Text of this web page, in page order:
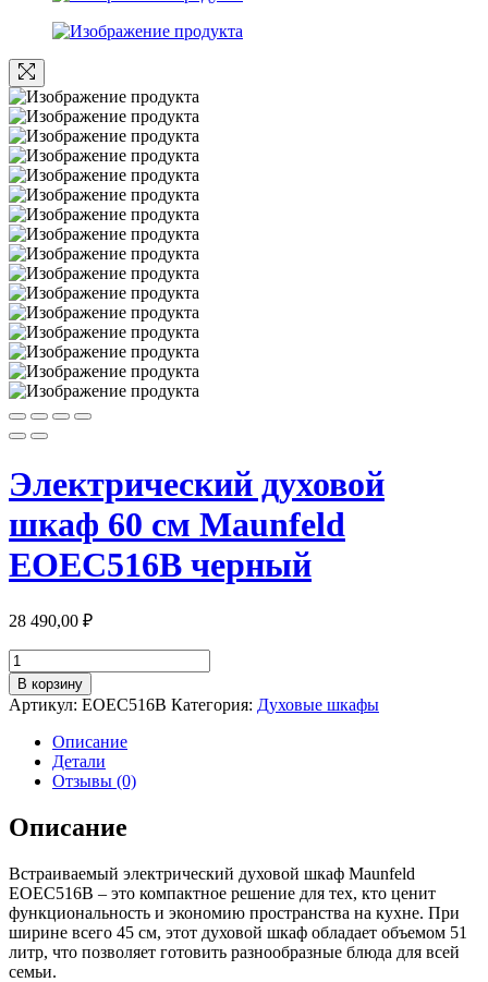
Электрический духовой
шкаф 60 см Maunfeld
EOEC516B черный
28 490,00 ₽
Количество
товара
Электрический
духовой
шкаф
Maunfeld
EOEC516B
черный
В корзину
Артикул: EOEC516B Категория: Духовые шкафы
Описание
Детали
Отзывы (0)
Описание
Встраиваемый электрический духовой шкаф Maunfeld
EOEC516B – это компактное решение для тех, кто ценит
функциональность и экономию пространства на кухне. При
ширине всего 45 см, этот духовой шкаф обладает объемом 51
литр, что позволяет готовить разнообразные блюда для всей
семьи.